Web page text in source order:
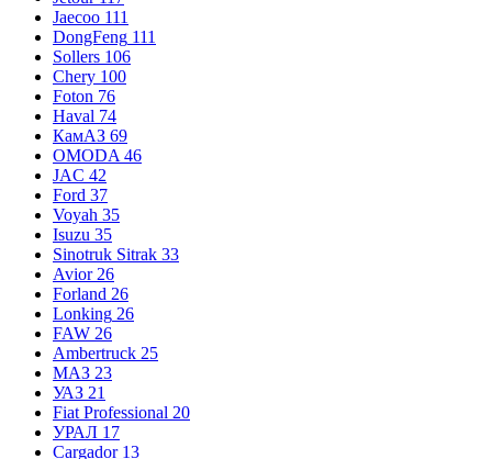
Jaecoo 111
DongFeng 111
Sollers 106
Chery 100
Foton 76
Haval 74
КамАЗ 69
OMODA 46
JAC 42
Ford 37
Voyah 35
Isuzu 35
Sinotruk Sitrak 33
Avior 26
Forland 26
Lonking 26
FAW 26
Ambertruck 25
МАЗ 23
УАЗ 21
Fiat Professional 20
УРАЛ 17
Cargador 13